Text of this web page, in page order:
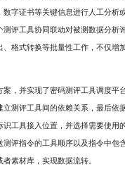
字证书等关键信息进行人工分析
评工具协同联动对被测数据分析
格式转换等批量性工作，不仅增
，并实现了密码测评工具调度平
测评工具间的依赖关系，最后
工具接入位置，并选择需要使用
评指令的工具顺序以及指令中包
素材库，实现数据流转。